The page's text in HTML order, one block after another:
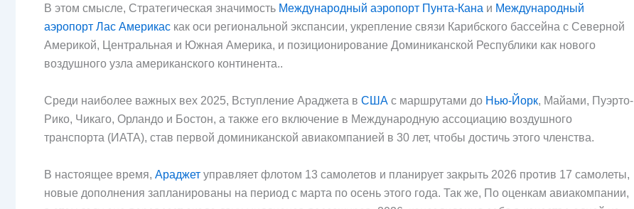
В этом смысле, Стратегическая значимость Международный аэропорт Пунта-Кана и Международный
аэропорт Лас Америкас как оси региональной экспансии, укрепление связи Карибского бассейна с Северной
Америкой, Центральная и Южная Америка, и позиционирование Доминиканской Республики как нового
воздушного узла американского континента..
Среди наиболее важных вех 2025, Вступление Араджета в США с маршрутами до Нью-Йорк, Майами, Пуэрто-
Рико, Чикаго, Орландо и Бостон, а также его включение в Международную ассоциацию воздушного
транспорта (ИАТА), став первой доминиканской авиакомпанией в 30 лет, чтобы достичь этого членства.
В настоящее время, Араджет управляет флотом 13 самолетов и планирует закрыть 2026 против 17 самолеты,
новые дополнения запланированы на период с марта по осень этого года. Так же, По оценкам авиакомпании,